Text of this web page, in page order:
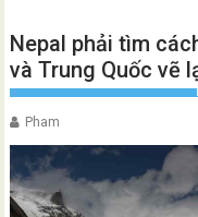
Nepal phải tìm
và Trung Quốc vẽ
Pham